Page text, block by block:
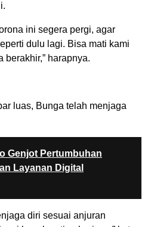
ini segera pergi, agar
dulu lagi. Bisa mati kami
berakhir,” harapnya.
luas, Bunga telah menjaga
Genjot Pertumbuhan
Layanan Digital
diri sesuai anjuran